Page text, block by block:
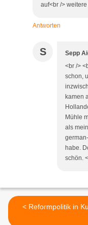
auf<br />
Antworten
S Sepp
<br />
schon,
kamen
Mühle
als
habe.
schön.
< Reformpolitik in